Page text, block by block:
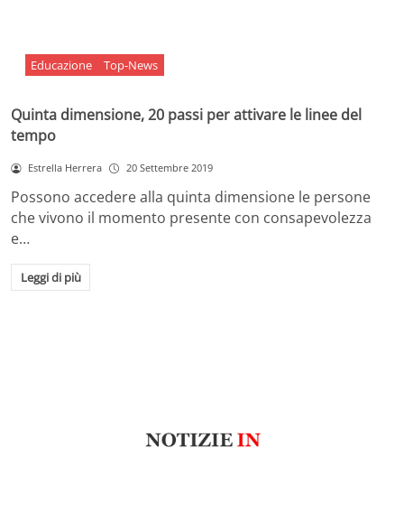
Educazione Top-News
Quinta dimensione, 20 passi per attivare le linee del
tempo
Estrella Herrera 20 Settembre 2019
Possono accedere alla quinta dimensione le persone
che vivono il momento presente con consapevolezza
e…
Leggi di più